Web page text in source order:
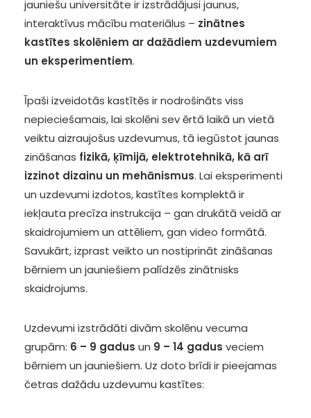
jauniešu universitāte ir izstrādājusi jaunus,
interaktīvus mācību materiālus – zinātnes
kastītes skolēniem ar dažādiem uzdevumiem
un eksperimentiem.
Īpaši izveidotās kastītēs ir nodrošināts viss
nepieciešamais, lai skolēni sev ērtā laikā un vietā
veiktu aizraujošus uzdevumus, tā iegūstot jaunas
zināšanas fizikā, ķīmijā, elektrotehnikā, kā arī
izzinot dizainu un mehānismus. Lai eksperimenti
un uzdevumi izdotos, kastītes komplektā ir
iekļauta precīza instrukcija – gan drukātā veidā ar
skaidrojumiem un attēliem, gan video formātā.
Savukārt, izprast veikto un nostiprināt zināšanas
bērniem un jauniešiem palīdzēs zinātnisks
skaidrojums.
Uzdevumi izstrādāti divām skolēnu vecuma
grupām: 6 – 9 gadus un 9 – 14 gadus veciem
bērniem un jauniešiem. Uz doto brīdi ir pieejamas
četras dažādu uzdevumu kastītes: